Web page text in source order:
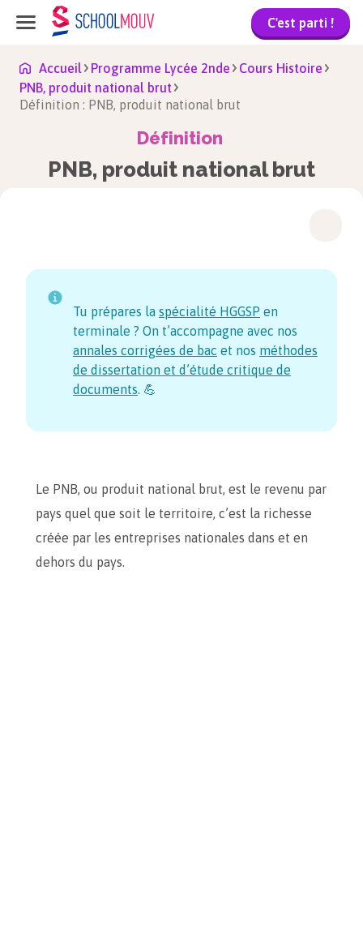
C'est parti !
Accueil Programme Lycée 2nde
Cours Histoire
PNB, produit national brut
Définition : PNB, produit national brut
Définition
PNB, produit national brut
Tu prépares la spécialité HGGSP en
terminale ? On t’accompagne avec nos
annales corrigées de bac et nos méthodes
de dissertation et d’étude critique de
documents. 💪
Le PNB, ou produit national brut, est le revenu par
pays quel que soit le territoire, c’est la richesse
créée par les entreprises nationales dans et en
dehors du pays.